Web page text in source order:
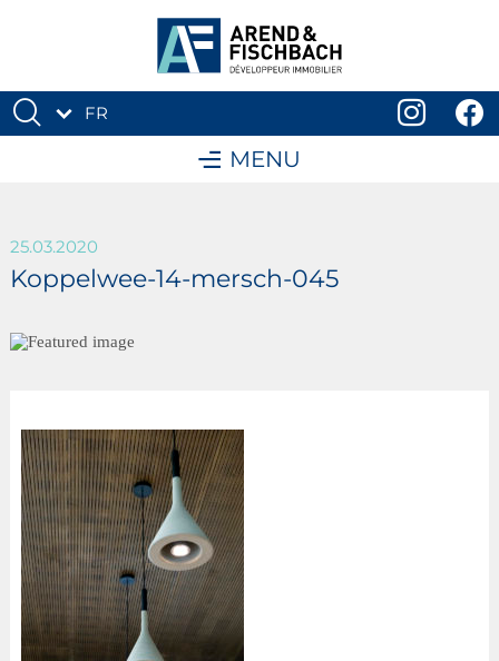
FR
MENU
25.03.2020
Koppelwee-14-mersch-045